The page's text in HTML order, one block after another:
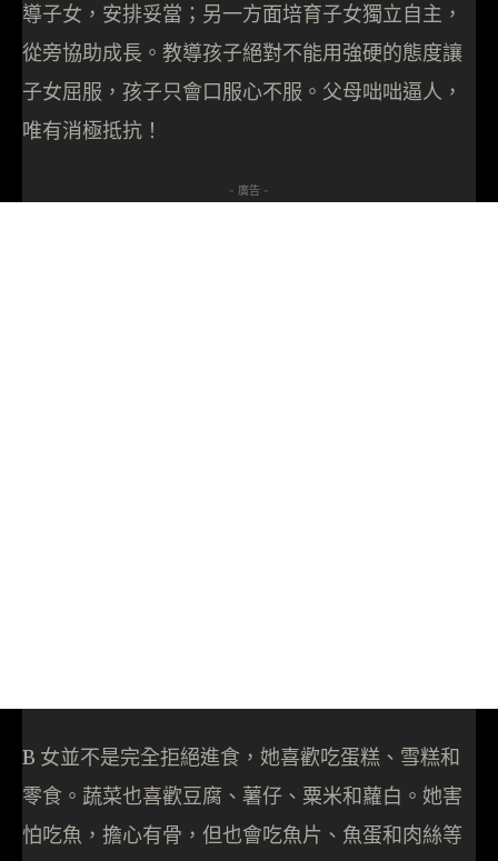
導子女，安排妥當；另一方面培育子女獨立自主，
從旁協助成長。教導孩子絕對不能用強硬的態度讓
子女屈服，孩子只會口服心不服。父母咄咄逼人，
唯有消極抵抗！
- 廣告 -
B 女並不是完全拒絕進食，她喜歡吃蛋糕、雪糕和
零食。蔬菜也喜歡豆腐、薯仔、粟米和蘿白。她害
怕吃魚，擔心有骨，但也會吃魚片、魚蛋和肉絲等